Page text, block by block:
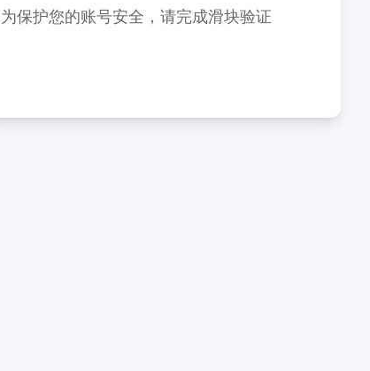
为保护您的账号安全，请完成滑块验证